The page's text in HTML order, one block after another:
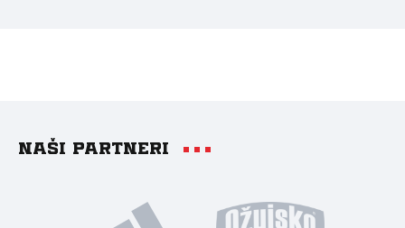
Naši partneri